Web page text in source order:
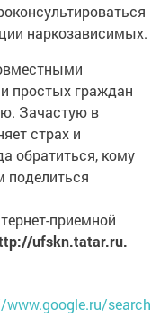
наркозависимых.
простых граждан
Зачастую в
страх и
обратиться, кому
поделиться
приемной
ufskn.tatar.ru.
search